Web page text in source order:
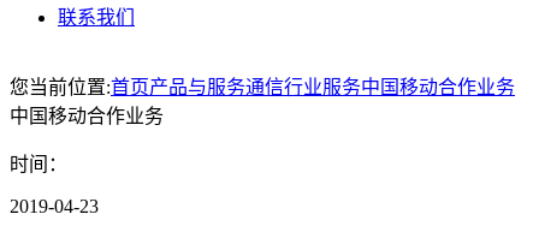
联系我们
您当前位置:首页产品与服务通信行业服务中国移动合作业务
中国移动合作业务
时间：
2019-04-23